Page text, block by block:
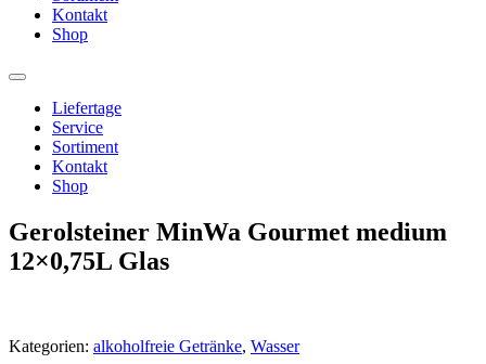
Kontakt
Shop
Liefertage
Service
Sortiment
Kontakt
Shop
Gerolsteiner MinWa Gourmet medium
12×0,75L Glas
Kategorien: alkoholfreie Getränke, Wasser